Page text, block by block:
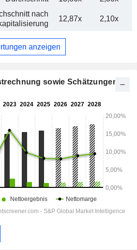
nach
12,87x 2,10x
anzeigen
sowie Schätzungen